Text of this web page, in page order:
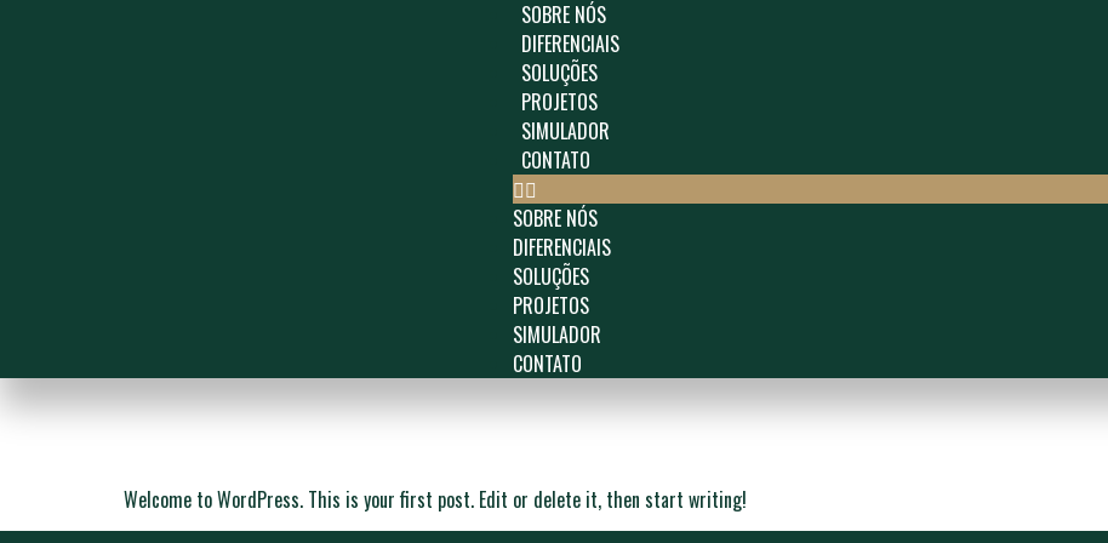
SOBRE NÓS
DIFERENCIAIS
SOLUÇÕES
PROJETOS
SIMULADOR
CONTATO
SOBRE NÓS
DIFERENCIAIS
SOLUÇÕES
PROJETOS
SIMULADOR
CONTATO
Hello world!
Welcome to WordPress. This is your first post. Edit or delete it, then start writing!